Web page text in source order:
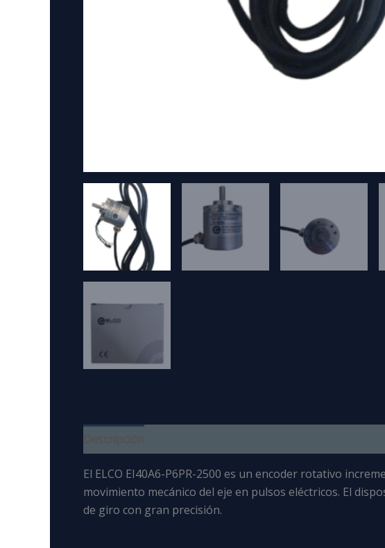
El ELCO EI40A6-P6PR-2500 es un encoder rotativo
movimiento mecánico del eje en pulsos eléctricos. El
de giro con gran precisión.